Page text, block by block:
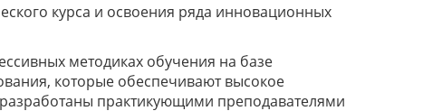
курса и освоения ряда инновационных
методиках обучения на базе
которые обеспечивают высокое
практикующими преподавателями